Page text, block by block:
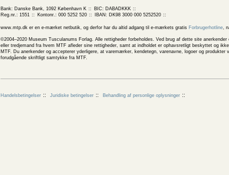
Bank: Danske Bank, 1092 København K
BIC: DABADKKK
Reg.nr.: 1551
Kontonr.: 000 5252 520 IBAN: DK98 3000 000 5252520
www.mtp.dk er en e-mærket netbutik, og derfor har du altid adgang til e-mærkets gratis Forbrugerhotline,
©2004–2020 Museum Tusculanums Forlag. Alle rettigheder forbeholdes. Ved brug af dette site
eller tredjemand fra hvem MTF afleder sine rettigheder, samt at indholdet er ophavsretligt beskyttet og
MTF. Du anerkender og accepterer yderligere, at varemærker, kendetegn, varenavne, logoer og
forudgående skriftligt samtykke fra MTF.
Handelsbetingelser Juridiske betingelser Behandling af personlige oplysninger